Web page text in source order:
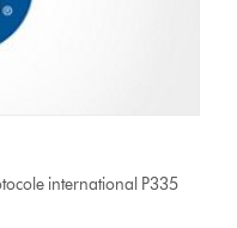
international P335